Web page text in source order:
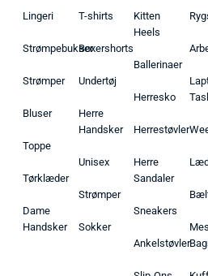
Lingeri
Strømpebukser
Strømper
Bluser
Toppe
Tørklæder
Dame
Handsker
T-shirts
Boxershorts
Undertøj
Herre
Handsker
Unisex
Strømper
Sokker
Kitten
Heels
Ballerinaer
Herresko
Herrestøvler
Herre
Sandaler
Sneakers
Ankelstøvler